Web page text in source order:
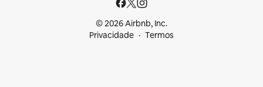
© 2026 Airbnb, Inc.
Privacidade
Termos